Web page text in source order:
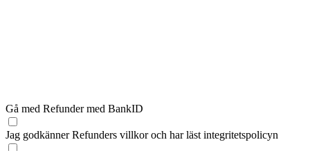
Gå med Refunder med BankID
Jag godkänner Refunders villkoroch har läst integritetspolicyn